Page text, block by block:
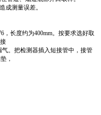
成测量误差。
长度约为400mm。按要求选好取
。把检测器插入短接管中，接管
，